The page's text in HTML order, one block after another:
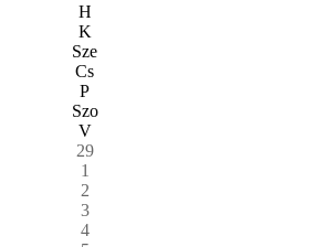
H
K
Sze
Cs
P
Szo
V
29
1
2
3
4